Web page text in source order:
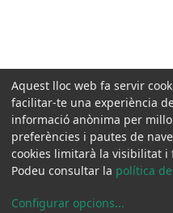
Aquest lloc web fa servir
facilitar-te una experiència
informació anònima per
preferències i pautes de
cookies limitarà la visibilitat i
Podeu consultar la política
Configurar opcions...